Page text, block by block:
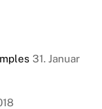
31. Januar